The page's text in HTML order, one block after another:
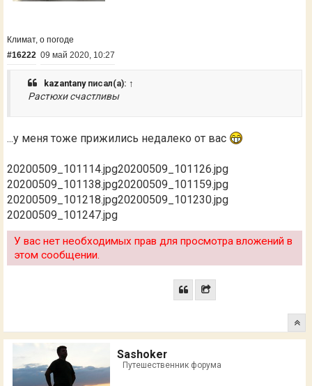
Климат, о погоде
#16222 09 май 2020, 10:27
kazantanyписал(а): ↑
Растюхи счастливы
...у меня тоже прижились недалеко от вас
20200509_101114.jpg20200509_101126.jpg
20200509_101138.jpg20200509_101159.jpg
20200509_101218.jpg20200509_101230.jpg
20200509_101247.jpg
У вас нет необходимых прав для просмотра вложений в
этом сообщении.
Sashoker
Путешественник форума